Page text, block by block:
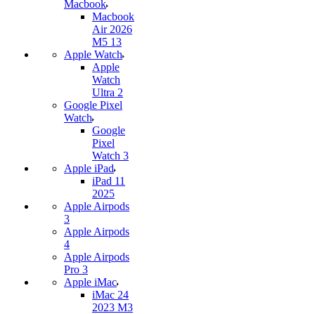
Macbook
Macbook
Air 2026
M5 13
Apple Watch
Apple
Watch
Ultra 2
Google Pixel
Watch
Google
Pixel
Watch 3
Apple iPad
iPad 11
2025
Apple Airpods
3
Apple Airpods
4
Apple Airpods
Pro 3
Apple iMac
iMac 24
2023 M3